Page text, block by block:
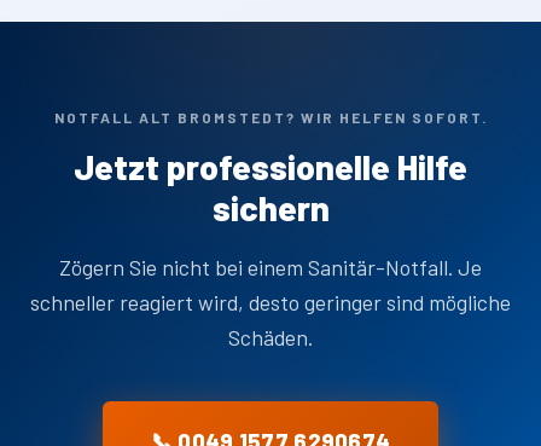
NOTFALL ALT BROMSTEDT? WIR HELFEN SOFORT.
Jetzt professionelle Hilfe
sichern
Zögern Sie nicht bei einem Sanitär-Notfall. Je
schneller reagiert wird, desto geringer sind mögliche
Schäden.